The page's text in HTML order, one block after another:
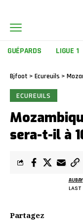
GUÉPARDS LIGUE 1
Bjfoot > Ecureuils >
ECUREUILS
sera-t-il à
LAST
AUBAY
Partagez